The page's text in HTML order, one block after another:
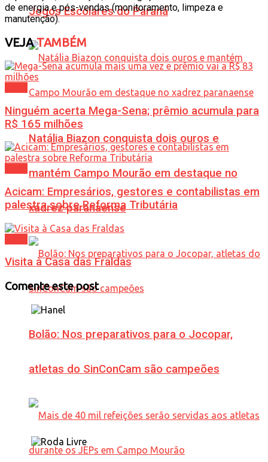
Jogos Escolares do Paraná
Natália Biazon conquista dois ouros e
mantém Campo Mourão em destaque no
xadrez paranaense
Bolão: Nos preparativos para o Jocopar,
atletas do SinConCam são campeões
de energia e pós-vendas (monitoramento, limpeza e
manutenção).
VEJATAMBÉM
Ninguém acerta Mega-Sena; prêmio acumula para
R$ 165 milhões
Acicam: Empresários, gestores e contabilistas em
palestra sobre Reforma Tributária
Visita à Casa das Fraldas
Comente este post